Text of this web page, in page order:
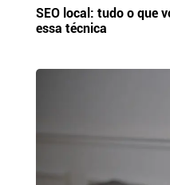
SEO local: tudo o que
essa técnica